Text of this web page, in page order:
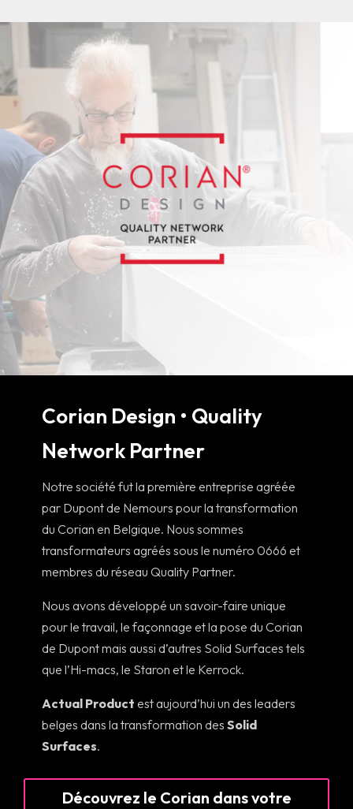
Corian Design • Quality
Network Partner
Notre société fut la première entreprise agréée
par Dupont de Nemours pour la transformation
du Corian en Belgique. Nous sommes
transformateurs agréés sous le numéro 0666 et
membres du réseau Quality Partner.
Nous avons développé un savoir-faire unique
pour le travail, le façonnage et la pose du Corian
de Dupont mais aussi d’autres Solid Surfaces tels
que l’Hi-macs, le Staron et le Kerrock.
Actual Product est aujourd’hui un des leaders
belges dans la transformation desSolid
Surfaces.
Découvrez le Corian dans votre